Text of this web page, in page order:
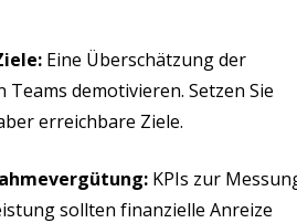
Eine Überschätzung der
Teams demotivieren. Setzen Sie
erreichbare Ziele.
KPIs zur
sollten finanzielle Anreize